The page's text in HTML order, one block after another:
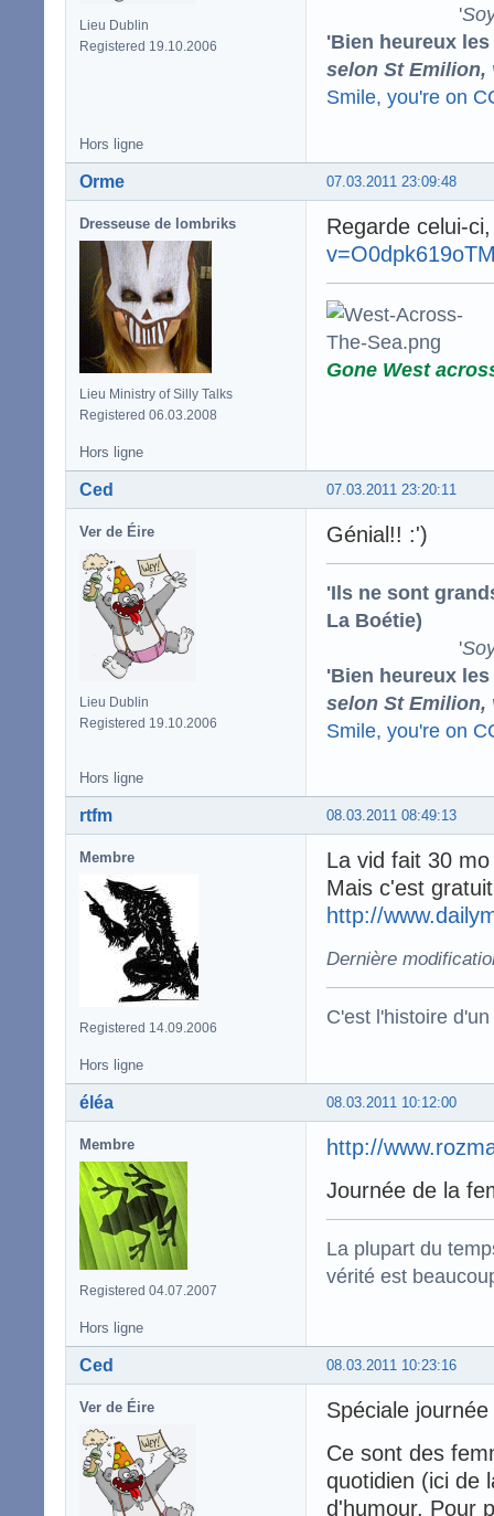
Lieu Dublin
Registered 19.10.2006
'
'Bien heureux
selon St Emilion,
Smile, you're on
Hors ligne
07.03.2011 23:09:48
Orme
Dresseuse de lombriks
Lieu Ministry of Silly Talks
Registered 06.03.2008
Regarde celui-
Gone West
Hors ligne
07.03.2011 23:20:11
Ced
Ver de Éire
Lieu Dublin
Registered 19.10.2006
Génial!! :')
'Ils ne sont
La Boétie)
'
'Bien heureux
selon St Emilion,
Smile, you're on
Hors ligne
08.03.2011 08:49:13
rtfm
Membre
Registered 14.09.2006
La vid fait 30
Mais c'est
http://
Dernière
C'est l'histoire
Hors ligne
08.03.2011 10:12:00
éléa
Membre
Registered 04.07.2007
http://
Journée de la
La plupart du
vérité est
Hors ligne
08.03.2011 10:23:16
Ced
Ver de Éire
Spéciale
Ce sont des
quotidien (ici de
d'humour. Pour